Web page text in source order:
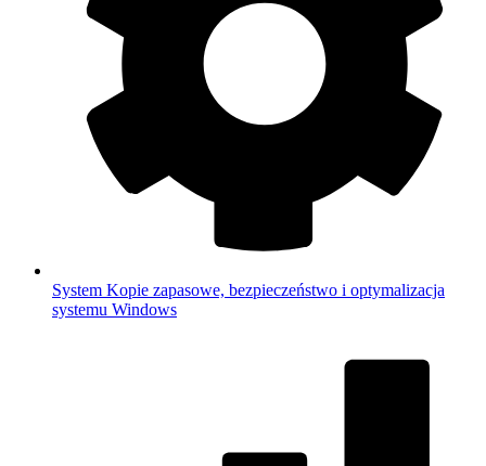
System Kopie zapasowe, bezpieczeństwo i optymalizacja
systemu Windows